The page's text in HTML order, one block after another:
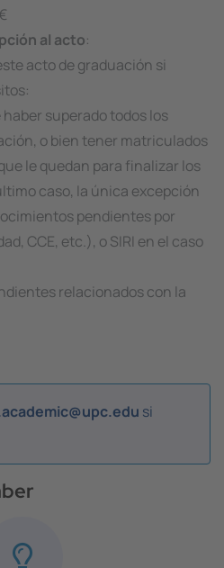
al acto:
acto de graduación si
superado todos los
o bien tener matriculados
le quedan para finalizar los
caso, la única excepción
pendientes por
CCE, etc.), o SIRI en el caso
relacionados con la
si